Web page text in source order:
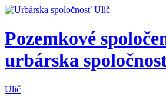
Pozemkové
urbárska
Ulič